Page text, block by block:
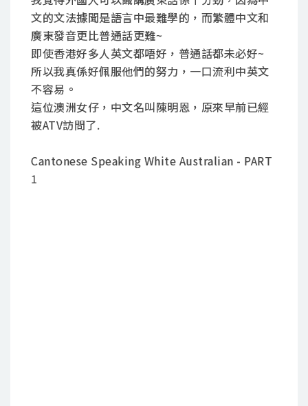
文的文法據聞是語言中最難學的，而繁體中文和
廣東發音更比普通話更難~
即使香港好多人英文都唔好，普通話都未必好~
所以我真係好佩服他們的努力，一口流利中英文
不容易。
這位澳洲女仔，中文名叫陳明恩，原來早前已經
被ATV訪問了.
Cantonese Speaking White Australian - PART
1